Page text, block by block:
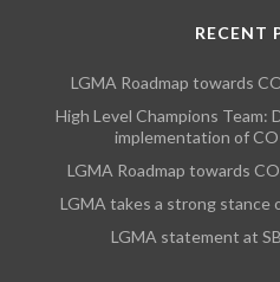
RECENT
LGMA Roadmap towards
High Level Champions
implementation of
LGMA Roadmap towards
LGMA takes a strong stance
LGMA statement at